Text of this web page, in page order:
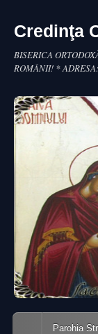
Credinţa
BISERICA
ROMÂNII! *
Main menu
Skip to content
Parohia